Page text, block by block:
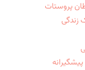
پروستات
زندگی